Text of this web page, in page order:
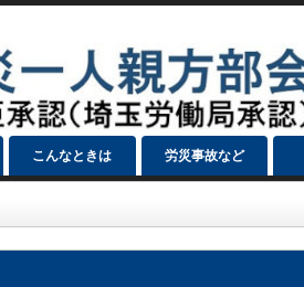
こんなときは 労災事故など